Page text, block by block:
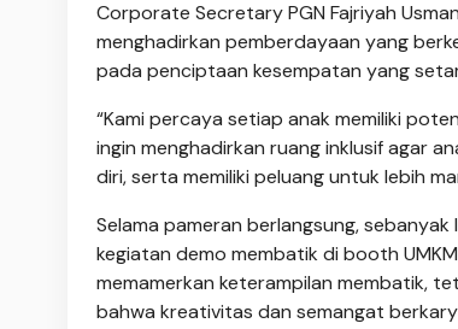
Corporate Secretary PGN Fajriyah
menghadirkan pemberdayaan yang
pada penciptaan kesempatan yang
“Kami percaya setiap anak memiliki
ingin menghadirkan ruang inklusif agar
diri, serta memiliki peluang untuk lebih
Selama pameran berlangsung,
kegiatan demo membatik di booth
memamerkan keterampilan membatik,
bahwa kreativitas dan semangat